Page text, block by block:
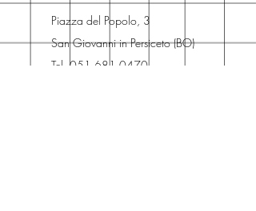
risparmiare sulle spese di
spedizione e ritirare il libro presso
Libreria degli Orsi, Piazza del
Popolo 3, 40017
Piazza del Popolo, 3
San Giovanni in Persiceto (BO)
Tel. 051 681 0470